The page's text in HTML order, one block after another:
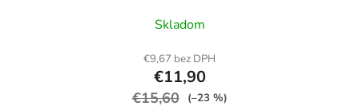
Skladom
€9,67 bez DPH
€11,90
€15,60 (–23 %)